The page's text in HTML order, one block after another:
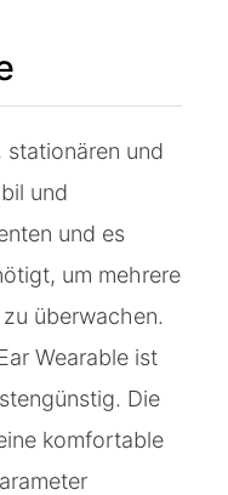
stationären und
und
und es
um mehrere
überwachen.
Wearable ist
Die
komfortable